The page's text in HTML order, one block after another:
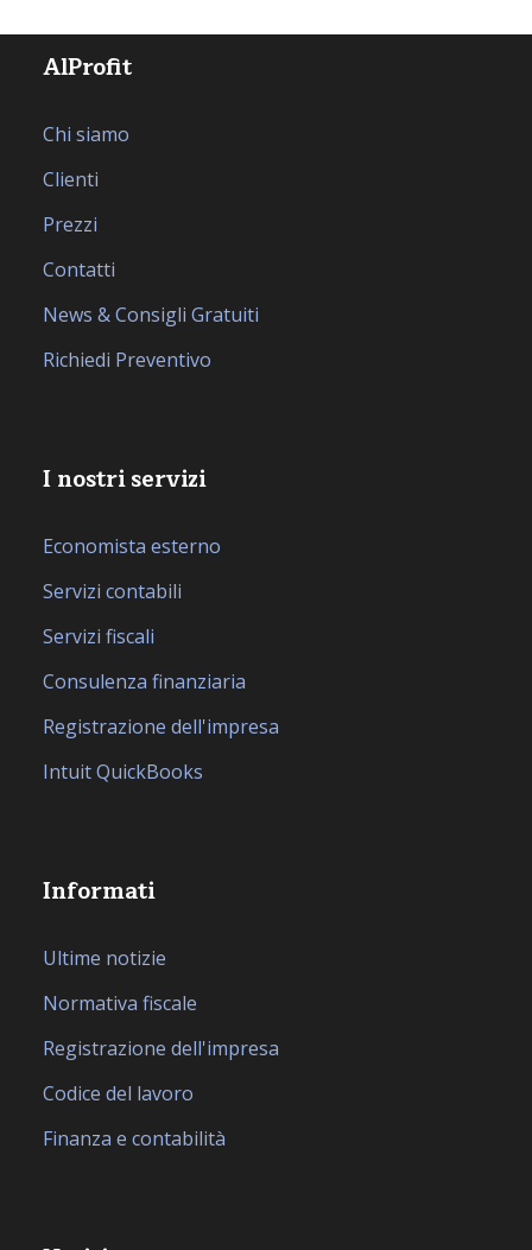
AlProfit
Chi siamo
Clienti
Prezzi
Contatti
News & Consigli Gratuiti
Richiedi Preventivo
I nostri servizi
Economista esterno
Servizi contabili
Servizi fiscali
Consulenza finanziaria
Registrazione dell'impresa
Intuit QuickBooks
Informati
Ultime notizie
Normativa fiscale
Registrazione dell'impresa
Codice del lavoro
Finanza e contabilità